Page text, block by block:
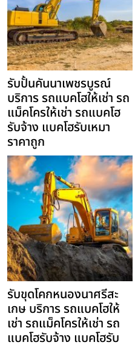
รับปั้นคันนาเพชรบูรณ์
บริการ รถแบคโฮให้เช่า รถ
แม็คโครให้เช่า รถแบคโฮ
รับจ้าง แบคโฮรับเหมา
ราคาถูก
รับขุดโคกหนองนาศรีสะ
เกษ บริการ รถแบคโฮให้
เช่า รถแม็คโครให้เช่า รถ
แบคโฮรับจ้าง แบคโฮรับ